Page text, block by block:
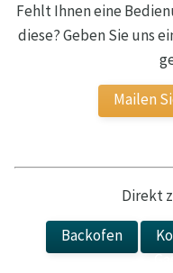
Fehlt Ihnen eine
diese? Geben Sie uns
Mailen
Direkt
Backofen